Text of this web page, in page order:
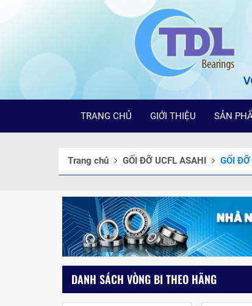
TRANG CHỦ GIỚI THIỆU SẢN
Trang chủ GỐI ĐỠ UCFL ASAHI GỐI
DANH SÁCH VÒNG BI THEO HÃNG